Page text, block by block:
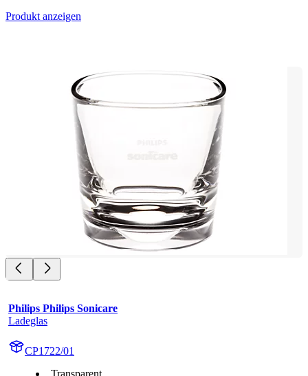
Produkt anzeigen
Philips Philips Sonicare
Ladeglas
CP1722/01